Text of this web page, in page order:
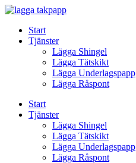
Skip
contentStart
Tjänster
Lägga Shingel
Lägga Tätskikt
Lägga Underlagspapp
Lägga Råspont
Start
Tjänster
Lägga Shingel
Lägga Tätskikt
Lägga Underlagspapp
Lägga Råspont